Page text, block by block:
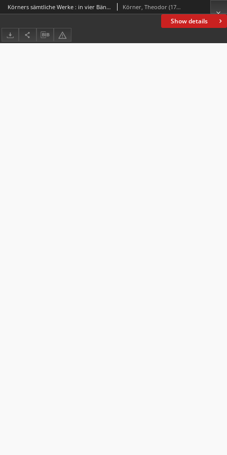
Show details
Körners sämtliche Werke : in vier Bänden. Bd. 1 Körner, Theodor (1791-1813)